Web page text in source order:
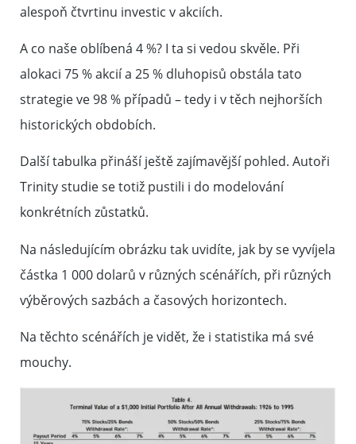
alespoň čtvrtinu investic v akciích.
A co naše oblíbená 4 %? I ta si vedou skvěle. Při
alokaci 75 % akcií a 25 % dluhopisů obstála tato
strategie ve 98 % případů – tedy i v těch nejhorších
historických obdobích.
Další tabulka přináší ještě zajímavější pohled. Autoři
Trinity studie se totiž pustili i do modelování
konkrétních zůstatků.
Na následujícím obrázku tak uvidíte, jak by se vyvíjela
částka 1 000 dolarů v různých scénářích, při různých
výběrových sazbách a časových horizontech.
Na těchto scénářích je vidět, že i statistika má své
mouchy.